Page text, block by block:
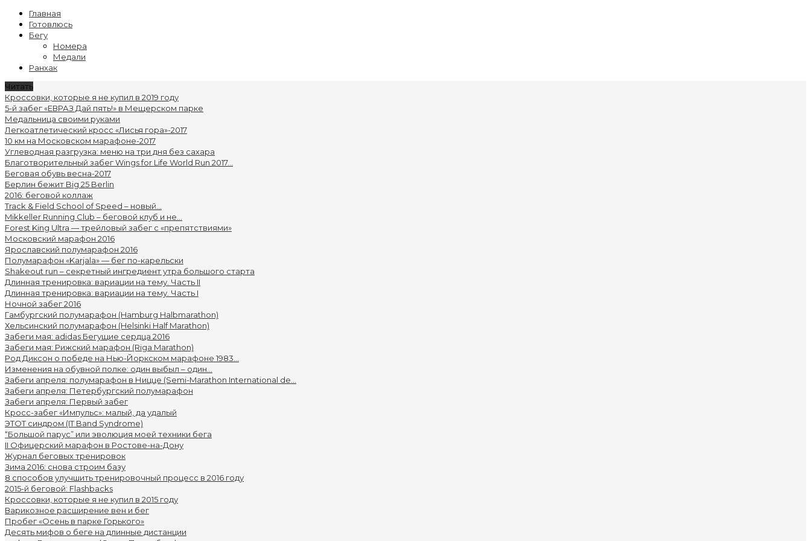
Главная
Готовлюсь
Бегу
Номера
Медали
Ранхак
Читать
Кроссовки, которые я не купил в 2019 году
5-й забег «ЕВРАЗ Дай пять!» в Мещерском парке
Медальница своими руками
Легкоатлетический кросс «Лисья гора»-2017
10 км на Московском марафоне-2017
Углеводная разгрузка: меню на три дня без сахара
Благотворительный забег Wings for Life World Run 2017...
Беговая обувь весна-2017
Берлин бежит Big 25 Berlin
2016: беговой коллаж
Track & Field School of Speed – новый...
Mikkeller Running Club – беговой клуб и не...
Forest King Ultra — трейловый забег с «препятствиями»
Московский марафон 2016
Ярославский полумарафон 2016
Полумарафон «Karjala» — бег по-карельски
Shakeout run – секретный ингредиент утра большого старта
Длинная тренировка: вариации на тему. Часть II
Длинная тренировка: вариации на тему. Часть I
Ночной забег 2016
Гамбургский полумарафон (Hamburg Halbmarathon)
Хельсинcкий полумарафон (Helsinki Half Marathon)
Забеги мая: adidas Бегущие сердца 2016
Забеги мая: Рижский марафон (Riga Marathon)
Род Диксон о победе на Нью-Йоркском марафоне 1983...
Изменения на обувной полке: один выбыл – один...
Забеги апреля: полумарафон в Ницце (Semi-Marathon International de...
Забеги апреля: Петербургский полумарафон
Забеги апреля: Первый забег
Кросс-забег «Импульс»: малый, да удалый
ЭТОТ синдром (IT Band Syndrome)
“Большой парус” или эволюция моей техники бега
II Офицерский марафон в Ростове-на-Дону
Журнал беговых тренировок
Зима 2016: снова строим базу
8 способов улучшить тренировочный процесс в 2016 году
2015-й беговой: Flashbacks
Кроссовки, которые я не купил в 2015 году
Варикозное расширение вен и бег
Пробег «Осень в парке Горького»
Десять мифов о беге на длинные дистанции